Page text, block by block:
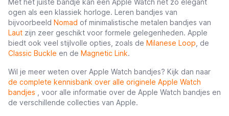
ogen als een klassiek horloge. Leren bandjes van
bijvoorbeeld Nomad of minimalistische metalen bandjes van
Laut zijn zeer geschikt voor formele gelegenheden. Apple
biedt ook veel stijlvolle opties, zoals de Milanese Loop , de
Classic Buckle en de Magnetic Link.
Wil je meer weten over Apple Watch bandjes? Kijk dan naar
de complete kennisbank over alle originele Apple Watch
bandjes
, voor alle informatie over de Apple Watch bandjes en
de verschillende collecties van Apple.